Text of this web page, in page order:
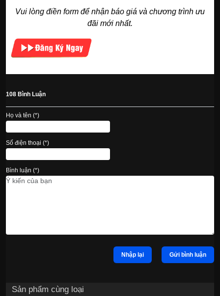
Vui lòng điền form để nhận báo giá và chương trình ưu
đãi mới nhất.
108 Bình Luận
Họ và tên (*)
Số điện thoại (*)
Bình luận (*)
Nhập lại Gửi bình luận
Sản phẩm cùng loại